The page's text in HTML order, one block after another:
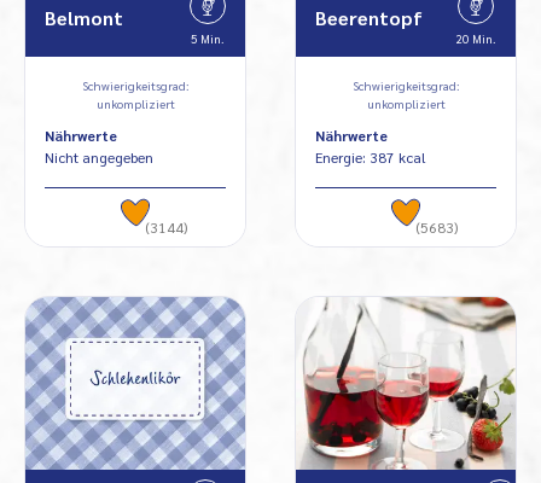
Belmont
5 Min.
Schwierigkeitsgrad:
unkompliziert
Nährwerte
Nicht angegeben
(3144)
Beerentopf
20 Min.
Schwierigkeitsgrad:
unkompliziert
Nährwerte
Energie: 387 kcal
(5683)